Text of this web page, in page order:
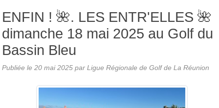
ENFIN ! 🌺. LES ENTR'ELLES 🌺
dimanche 18 mai 2025 au Golf du
Bassin Bleu
Publiée le 20 mai 2025 par Ligue Régionale de Golf de La Réunion